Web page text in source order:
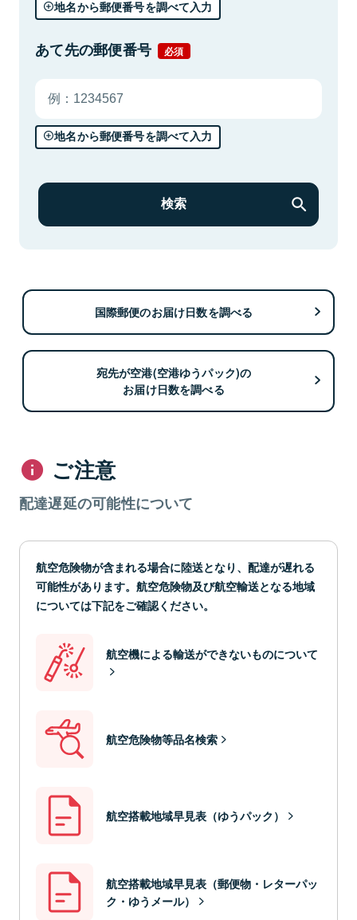
地名から郵便番号を調べて入力
あて先の郵便番号 必須
地名から郵便番号を調べて入力
検索
国際郵便のお届け日数を調べる
宛先が空港(空港ゆうパック)の
お届け日数を調べる
ご注意
配達遅延の可能性について
航空危険物が含まれる場合に陸送となり、配達が遅れる
可能性があります。航空危険物及び航空輸送となる地域
については下記をご確認ください。
航空機による輸送ができないものについて
航空危険物等品名検索
航空搭載地域早見表（ゆうパック）
航空搭載地域早見表（郵便物・レターパッ
ク・ゆうメール）